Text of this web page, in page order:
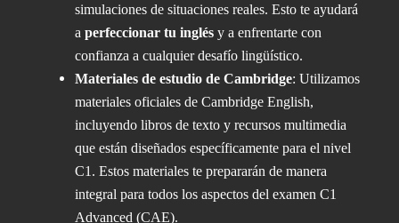
simulaciones de situaciones reales. Esto te ayudará
aperfeccionar tu inglés y a enfrentarte con
confianza a cualquier desafío lingüístico.
Materiales de estudio de Cambridge: Utilizamos
materiales oficiales de Cambridge English,
incluyendo libros de texto y recursos multimedia
que están diseñados específicamente para el nivel
C1. Estos materiales te prepararán de manera
integral para todos los aspectos del examen C1
Advanced (CAE).